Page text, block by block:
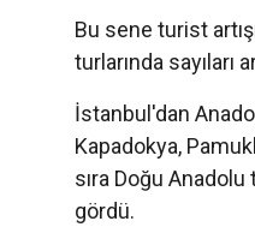
Bu sene turist
turlarında sayıları
İstanbul'dan
Kapadokya,
sıra Doğu
gördü.